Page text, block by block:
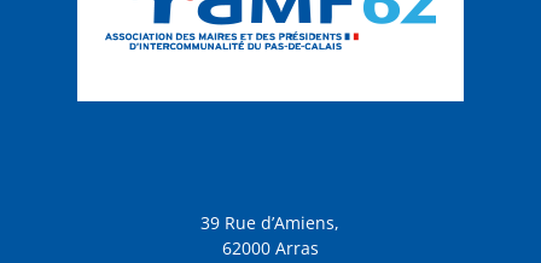
39 Rue d’Amiens,
62000 Arras